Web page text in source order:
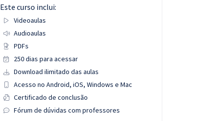
Este curso inclui:
Videoaulas
Audioaulas
PDFs
250 dias para acessar
Download ilimitado das aulas
Acesso no Android, iOS, Windows e Mac
Certificado de conclusão
Fórum de dúvidas com professores